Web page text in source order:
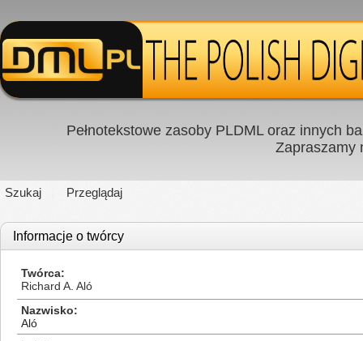
Pełnotekstowe zasoby PLDML oraz innych
Zapraszamy
Szukaj Przeglądaj
Informacje o twórcy
Twórca
Richard A. Aló
Nazwisko
Aló